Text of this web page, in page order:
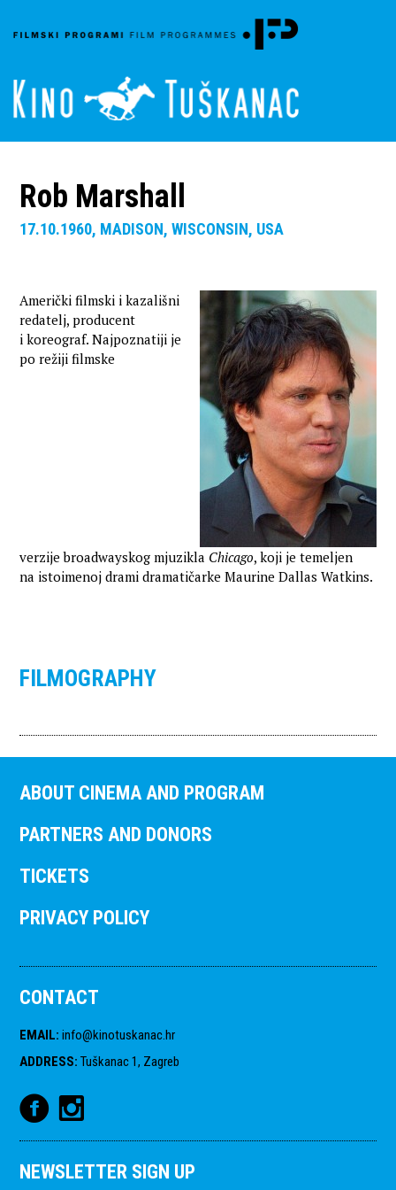
Rob Marshall
17.10.1960, MADISON, WISCONSIN, USA
Američki filmski i kazališni
redatelj, producent
i koreograf. Najpoznatiji je
po režiji filmske
verzije broadwayskog mjuzikla Chicago, koji je temeljen
na istoimenoj drami dramatičarke Maurine Dallas Watkins.
FILMOGRAPHY
ABOUT CINEMA AND PROGRAM
PARTNERS AND DONORS
TICKETS
PRIVACY POLICY
CONTACT
EMAIL: info@kinotuskanac.hr
ADDRESS: Tuškanac 1, Zagreb
NEWSLETTER SIGN UP